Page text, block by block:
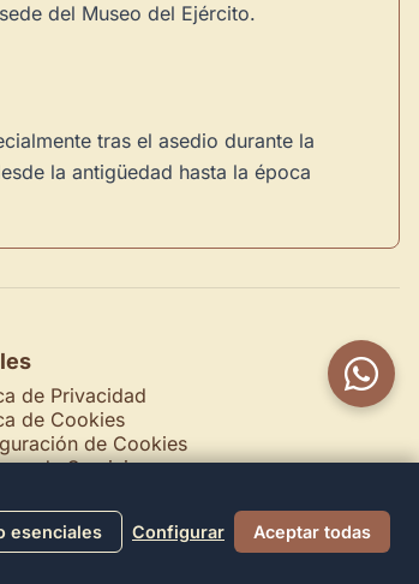
del Museo del Ejército.
tras el asedio durante la
la antigüedad hasta la época
de Privacidad
de Cookies
de Cookies
de Servicio
esenciales Configurar Aceptar todas